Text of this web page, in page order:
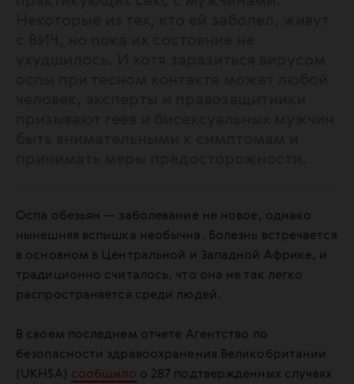
Оспа обезьян — заболевание не новое, однако
нынешняя вспышка необычна. Болезнь встречается
в основном в Центральной и Западной Африке, и
традиционно считалось, что она не так легко
распространяется среди людей.
В своем последнем отчете Агентство по
безопасности здравоохранения Великобритании
(UKHSA) сообщило о 287 подтвержденных случаях